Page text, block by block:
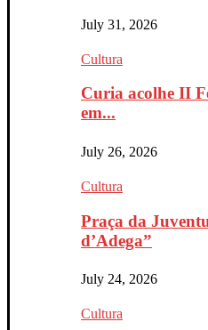
July 31, 2026
Cultura
Curia acolhe II
em...
July 26, 2026
Cultura
Praça da
d’Adega”
July 24, 2026
Cultura